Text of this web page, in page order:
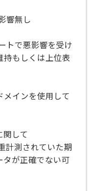
響無し
トで悪影響を受け
持もしくは上位表
インを使用して
して
計測されていた期
が正確でない可